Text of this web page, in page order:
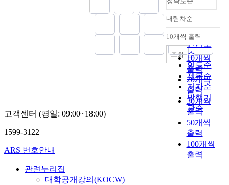
and cultural background.
Also, this paper has the
purpose in materializing
the social influence of
informercials by analyzing
the messages. An
advertisement undertakes
not only the economical
purpose but also a social
role. Robert Guerinha even
says that air consists of
oxygen, nitrogen,
hydrogen, and an
advertisement and
advertisement has a deep
정확도
순
인기도
순
연도순
제목순
저자순
발행기
관순
내림차순
내림차순
10개씩 출력
10개씩
출력
20개씩
출력
30개씩
출력
50개씩
출력
100개씩
출력
조회
고객센터 (평일: 09:00~18:00)
1599-3122
ARS 번호안내
관련누리집
대학공개강의(KOCW)